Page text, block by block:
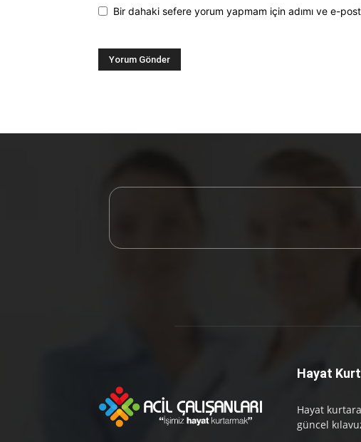
Bir dahaki sefere yorum yapmam için adımı ve e-
Hayat
Hayat
güncel